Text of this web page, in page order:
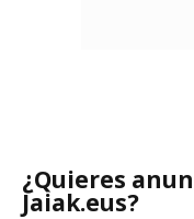
¿Quieres
Jaiak.eus?